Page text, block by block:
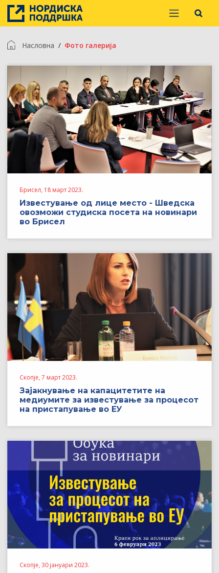
Насловна Фото галерија
Брисел, 18 март 2023.
Известување од лице место - Шведска
овозможи студиска посета на новинари
во Брисел
Скопје, 7 март 2023.
Зајакнување на капацитетите на
медиумите за известување за процесот
на пристапување во ЕУ
Скопје, 30 јануари 2023.